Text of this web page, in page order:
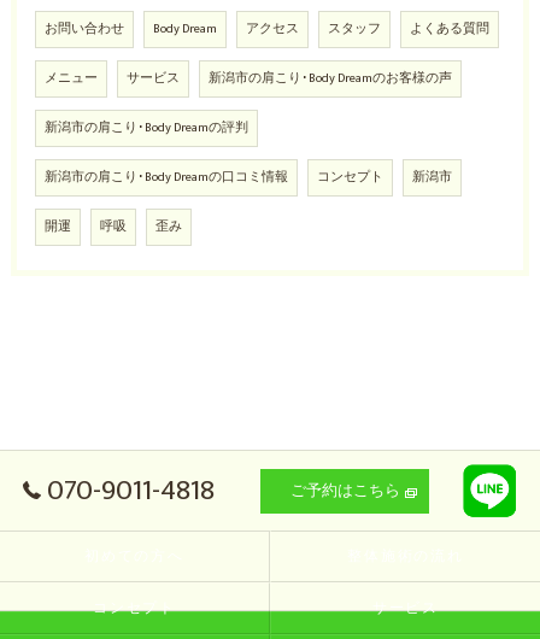
お問い合わせ Body Dream アクセス スタッフ よくある質問
メニュー サービス 新潟市の肩こり･Body Dreamのお客様の声
新潟市の肩こり･Body Dreamの評判
新潟市の肩こり･Body Dreamの口コミ情報 コンセプト 新潟市
開運 呼吸 歪み
070-9011-4818 ご予約はこちら
コンセプト サービス